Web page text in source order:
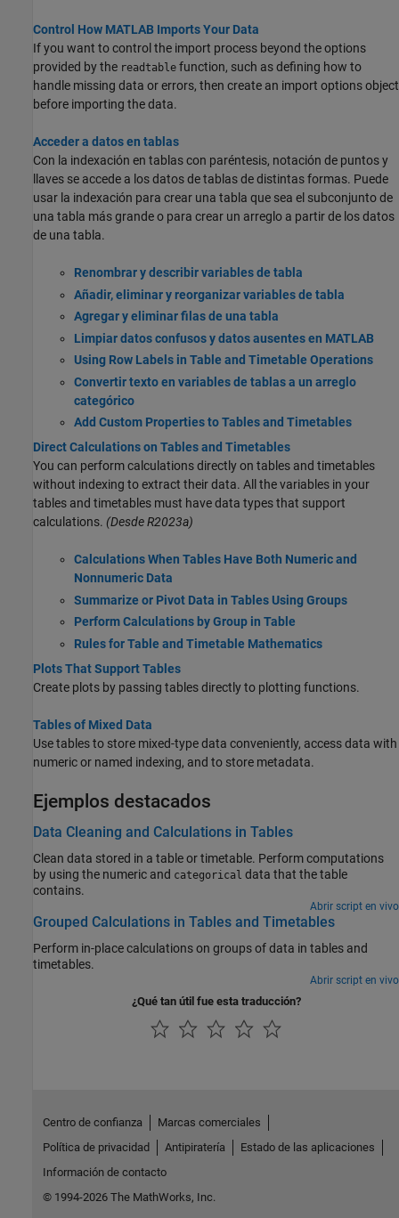
Control How MATLAB Imports Your Data
If you want to control the import process beyond the options
provided by the readtable function, such as defining how to
handle missing data or errors, then create an import options object
before importing the data.
Acceder a datos en tablas
Con la indexación en tablas con paréntesis, notación de puntos y
llaves se accede a los datos de tablas de distintas formas. Puede
usar la indexación para crear una tabla que sea el subconjunto de
una tabla más grande o para crear un arreglo a partir de los datos
de una tabla.
Renombrar y describir variables de tabla
Añadir, eliminar y reorganizar variables de tabla
Agregar y eliminar filas de una tabla
Limpiar datos confusos y datos ausentes en MATLAB
Using Row Labels in Table and Timetable Operations
Convertir texto en variables de tablas a un arreglo
categórico
Add Custom Properties to Tables and Timetables
Direct Calculations on Tables and Timetables
You can perform calculations directly on tables and timetables
without indexing to extract their data. All the variables in your
tables and timetables must have data types that support
calculations. (Desde R2023a)
Calculations When Tables Have Both Numeric and
Nonnumeric Data
Summarize or Pivot Data in Tables Using Groups
Perform Calculations by Group in Table
Rules for Table and Timetable Mathematics
Plots That Support Tables
Create plots by passing tables directly to plotting functions.
Tables of Mixed Data
Use tables to store mixed-type data conveniently, access data with
numeric or named indexing, and to store metadata.
Ejemplos destacados
Data Cleaning and Calculations in Tables
Clean data stored in a table or timetable. Perform computations
by using the numeric and categorical data that the table
contains.
Abrir script en vivo
Grouped Calculations in Tables and Timetables
Perform in-place calculations on groups of data in tables and
timetables.
Abrir script en vivo
¿Qué tan útil fue esta traducción?
Centro de confianza
Marcas comerciales
Política de privacidad
Antipiratería
Estado de las aplicaciones
Información de contacto
© 1994-2026 The MathWorks, Inc.